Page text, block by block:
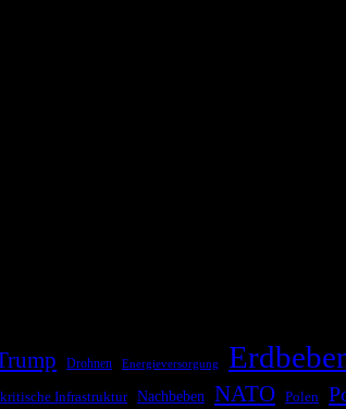
Drohnen Energieversorgung
kritische Infrastruktur Nachbeben NATO Polen